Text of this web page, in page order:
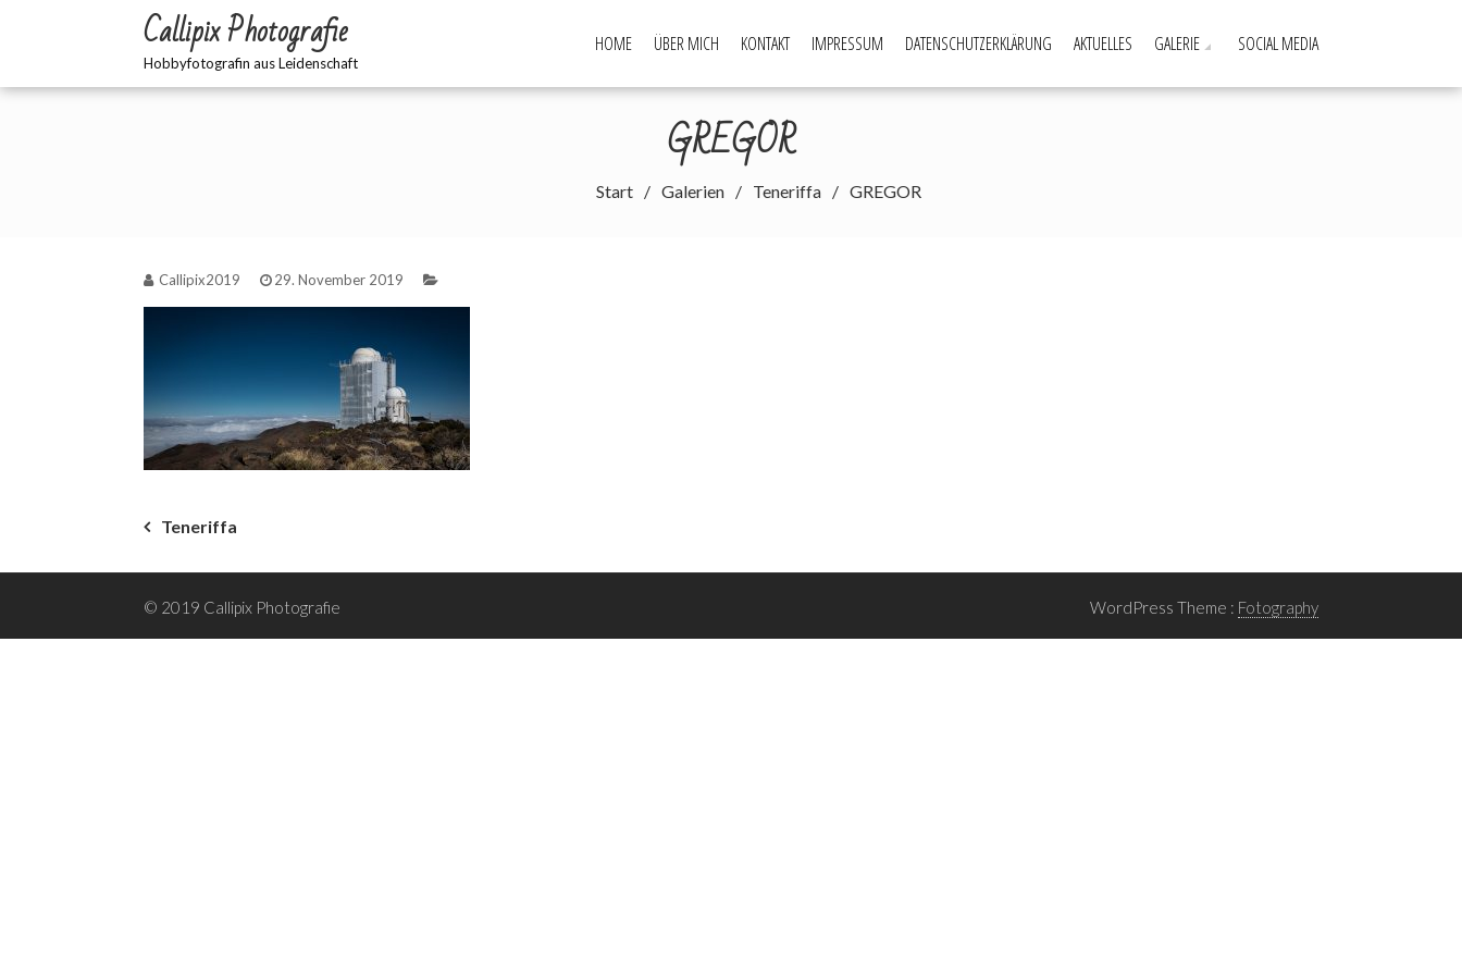
Callipix Photografie
Hobbyfotografin aus Leidenschaft
HOME ÜBER MICH KONTAKT IMPRESSUM DATENSCHUTZERKLÄRUNG AKTUELLES GALERIE SOCIAL MEDIA
GREGOR
Start Galerien Teneriffa GREGOR
Callipix2019 29. November 2019
Beitragsnavigation
Teneriffa
© 2019 Callipix Photografie WordPress Theme : Fotography